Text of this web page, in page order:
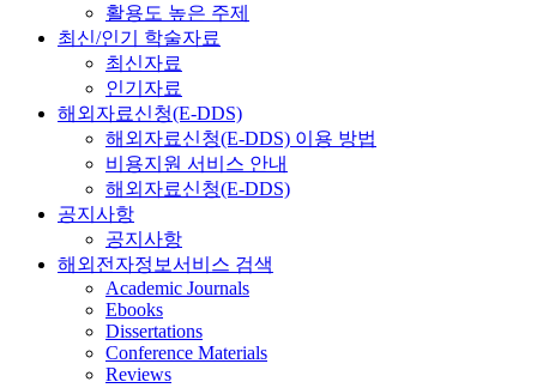
활용도 높은 주제
최신/인기 학술자료
최신자료
인기자료
해외자료신청(E-DDS)
해외자료신청(E-DDS) 이용 방법
비용지원 서비스 안내
해외자료신청(E-DDS)
공지사항
공지사항
해외전자정보서비스 검색
Academic Journals
Ebooks
Dissertations
Conference Materials
Reviews